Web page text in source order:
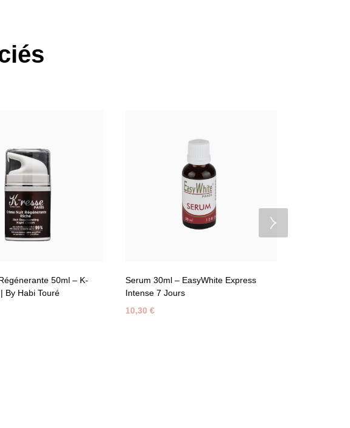
50ml – K-
By Habi Touré
Serum 30ml – EasyWhite Express
Intense 7 Jours
10,30 €